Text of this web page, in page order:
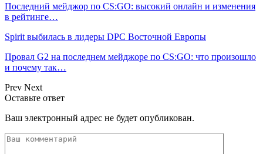
Последний мейджор по CS:GO: высокий онлайн и изменения
в рейтинге…
Spirit выбилась в лидеры DPC Восточной Европы
Провал G2 на последнем мейджоре по CS:GO: что произошло
и почему так…
Prev Next
Оставьте ответ
Ваш электронный адрес не будет опубликован.